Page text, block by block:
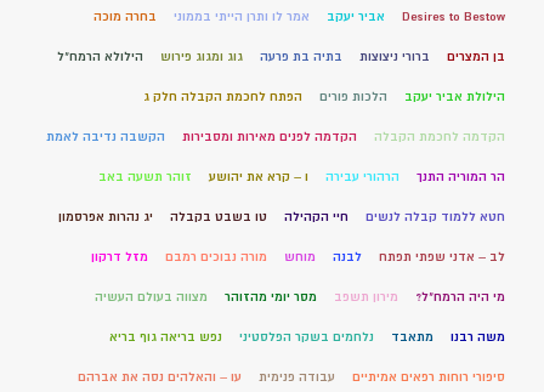
Desires to Bestow אביר יעקב אמר לו ותרן הייתי בממוני בחרה מוכה
בן המצרים ברורי ניצוצות בתיה בת פרעה גוג ומגוג פירוש הילולא הרמח"ל
הילולת אביר יעקב הלכות פורים הפתח לחכמת הקבלה חלק ג
הקדמה לחכמת הקבלה הקדמה לפנים מאירות ומסבירות הקשבה נדיבה לאמת
הר המוריה התנך הרהורי עבירה ו – קרא את יהושע זוהר תשעה באב
חטא ללמוד קבלה לנשים חיי הקהילה טו בשבט בקבלה יג נהרות אפרסמון
לב – אדני שפתי תפתח לבנה מוחש מורה נבוכים רמבם מזל דרקון
מי היה הרמח"ל? מירון תשפב מסר יומי מהזוהר מצווה בעולם העשיה
משה רבנו מתאבד נלחמים בשקר הפלסטיני נפש בריאה גוף בריא
סיפורי רוחות רפאים אמיתיים עבודה פנימית עו – והאלהים נסה את אברהם